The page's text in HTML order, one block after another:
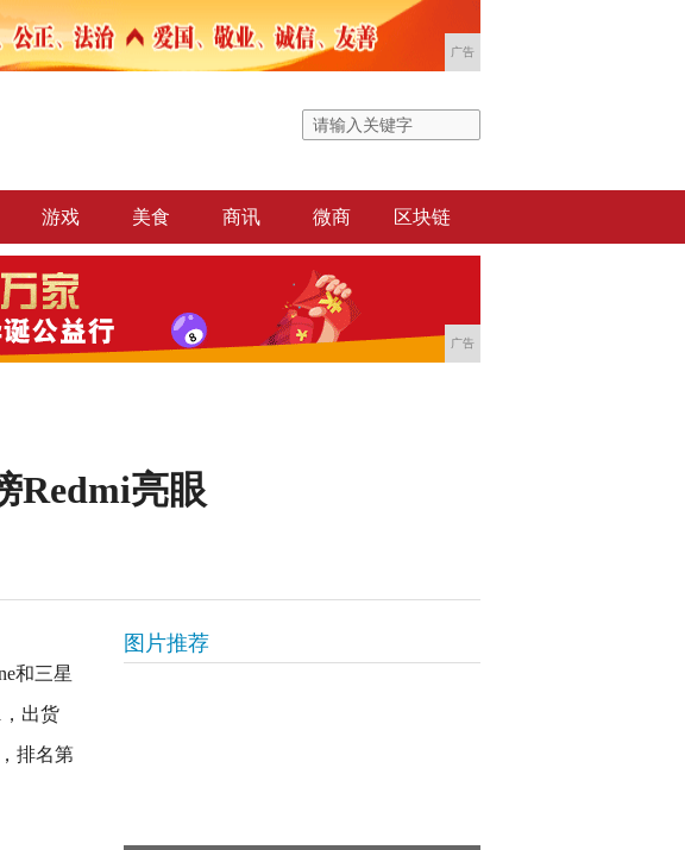
广告
游戏 美食 商讯 微商 区块链
广告
Redmi亮眼
和三星
出货
排名第
图片推荐